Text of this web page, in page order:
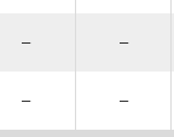
– –
– –